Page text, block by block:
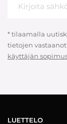
* tilaamalla
tietojen
käyttäjän
LUETTELO